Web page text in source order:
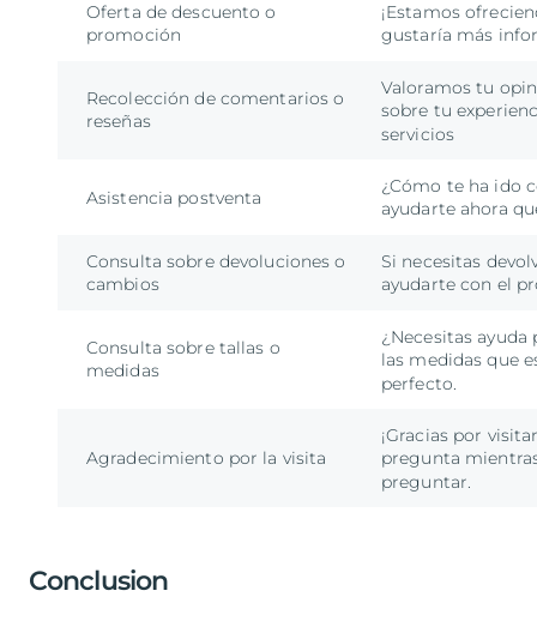
Oferta de descuento o
promoción
¡Estamos
gustaría más
Recolección de comentarios o
reseñas
Valoramos tu
sobre tu
servicios
Asistencia postventa
¿Cómo te ha ido
ayudarte ahora
Consulta sobre devoluciones o
cambios
Si necesitas
ayudarte con el
Consulta sobre tallas o
medidas
¿Necesitas
las medidas que
perfecto.
Agradecimiento por la visita
¡Gracias por
pregunta
preguntar.
Conclusion